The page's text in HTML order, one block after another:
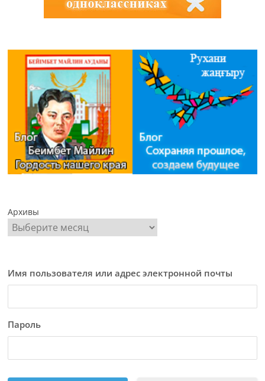
Архивы
Имя пользователя или адрес электронной почты
Пароль